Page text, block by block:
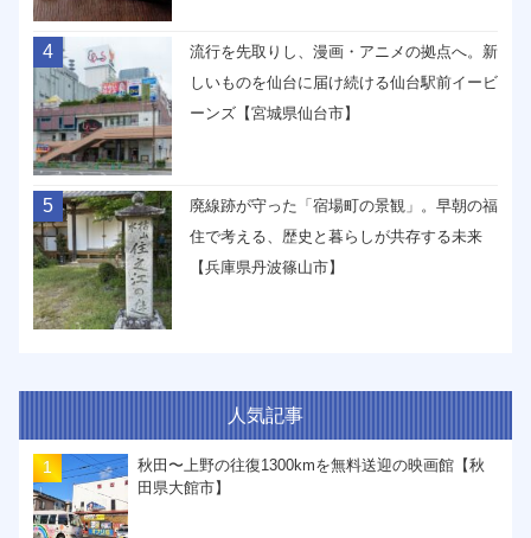
4
流行を先取りし、漫画・アニメの拠点へ。新
しいものを仙台に届け続ける仙台駅前イービ
ーンズ【宮城県仙台市】
5
廃線跡が守った「宿場町の景観」。早朝の福
住で考える、歴史と暮らしが共存する未来
【兵庫県丹波篠山市】
人気記事
秋田〜上野の往復1300kmを無料送迎の映画館【秋
田県大館市】